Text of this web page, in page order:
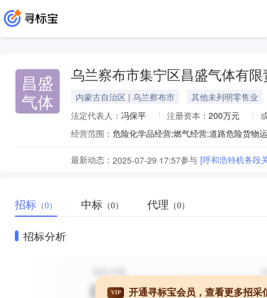
昌盛
气体
乌兰察布市集宁区昌盛气体有限
内蒙古自治区 | 乌兰察布市
其他未列明零售业
法定代表人： 冯保平 注册资本： 200万元
经营范围： 危险化学品经营;燃气经营;道路危险货物
最新动态： 2025-07-29 17:57参与 [呼和浩特机务段
招标 （0） 中标 （0） 代理 （0）
招标分析
VIP 开通寻标宝会员，查看更多招采